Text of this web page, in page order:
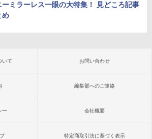
ーミラーレス一眼の大特集！ 見どころ記事
め
いて お問い合わせ
編集部へのご連絡
ー 会社概要
特定商取引法に基づく表示